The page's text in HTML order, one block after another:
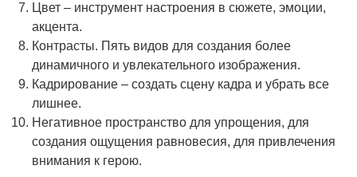
Цвет – инструмент настроения в сюжете, эмоции,
акцента.
Контрасты. Пять видов для создания более
динамичного и увлекательного изображения.
Кадрирование – создать сцену кадра и убрать все
лишнее.
Негативное пространство для упрощения, для
создания ощущения равновесия, для привлечения
внимания к герою.